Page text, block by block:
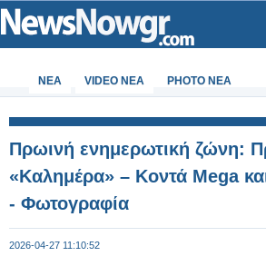
ΝΕΑ VIDEO NEA PHOTO NEA
Πρωινή ενημερωτική ζώνη:
«Καλημέρα» – Κοντά Mega
- Φωτογραφία
2026-04-27 11:10:52